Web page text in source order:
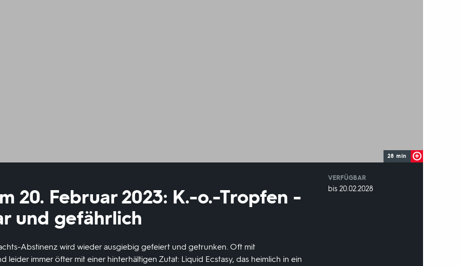
28 min
20. Februar 2023: K.-o.-Tropfen -
und gefährlich
Abstinenz wird wieder ausgiebig gefeiert und getrunken. Oft mit
leider immer öfter mit einer hinterhältigen Zutat: Liquid Ecstasy, das heimlich in ein
VERFÜGBAR
weltweit
VERFÜGBAR
bis 20.02.2028